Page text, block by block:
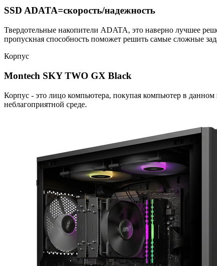
SSD ADATA=скорость/надежность
Твердотельные накопители ADATA, это наверно лучшее
пропускная способность поможет решить самые сложные
Корпус
Montech SKY TWO GX Black
Корпус - это лицо компьютера, покупая компьютер в
неблагоприятной среде.